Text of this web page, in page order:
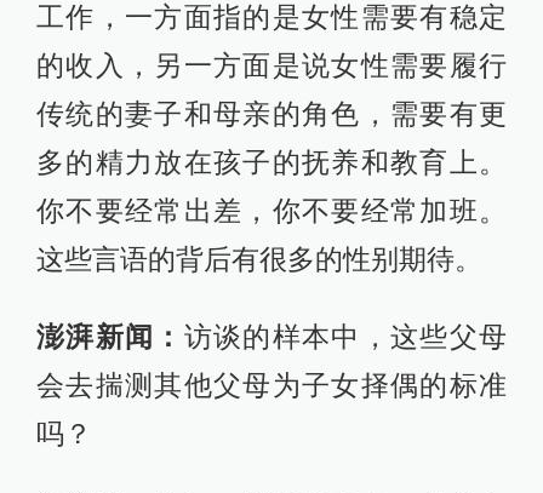
工作，一方面指的是女性需要有稳定
的收入，另一方面是说女性需要履行
传统的妻子和母亲的角色，需要有更
多的精力放在孩子的抚养和教育上。
你不要经常出差，你不要经常加班。
这些言语的背后有很多的性别期待。
澎湃新闻： 访谈的样本中，这些父母
会去揣测其他父母为子女择偶的标准
吗？